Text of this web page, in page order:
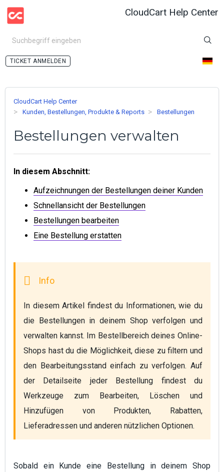
CloudCart Help Center
ANMELDEN
CloudCart Help Center
Kunden, Bestellungen, Produkte & Reports
Bestellungen
Bestellungen verwalten
In diesem Abschnitt:
Aufzeichnungen der Bestellungen deiner Kunden
Schnellansicht der Bestellungen
Bestellungen bearbeiten
Eine Bestellung erstatten
In diesem Artikel findest du Informationen, wie du
die Bestellungen in deinem Shop verfolgen und
verwalten kannst. Im Bestellbereich deines Online-
Shops hast du die Möglichkeit, diese zu filtern und
den Bearbeitungsstand einfach zu verfolgen. Auf
der Detailseite jeder Bestellung findest du
Werkzeuge zum Bearbeiten, Löschen und
Hinzufügen von Produkten, Rabatten,
Lieferadressen und anderen nützlichen Optionen.
Sobald ein Kunde eine Bestellung in deinem Shop